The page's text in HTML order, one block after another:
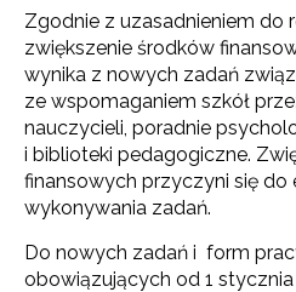
Zgodnie z uzasadnieniem do
zwiększenie środków
wynika z nowych zadań
ze wspomaganiem szkół
nauczycieli, poradnie
i biblioteki pedagogiczne.
finansowych przyczyni się do
wykonywania zadań.
Do nowych zadań i form
obowiązujących od 1